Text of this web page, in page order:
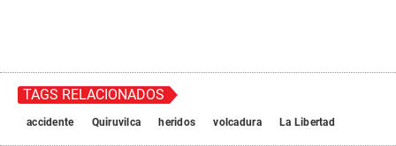
TAGS RELACIONADOS
accidente Quiruvilca heridos volcadura La Libertad